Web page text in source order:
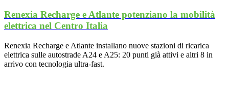
Renexia Recharge e Atlante potenziano la mobilità
elettrica nel Centro Italia
Renexia Recharge e Atlante installano nuove stazioni di ricarica
elettrica sulle autostrade A24 e A25: 20 punti già attivi e altri 8 in
arrivo con tecnologia ultra-fast.